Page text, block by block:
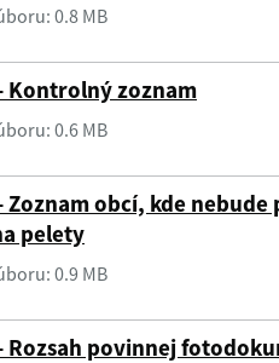
0.8 MB
Kontrolný zoznam
0.6 MB
Zoznam obcí, kde
pelety
0.9 MB
Rozsah povinnej